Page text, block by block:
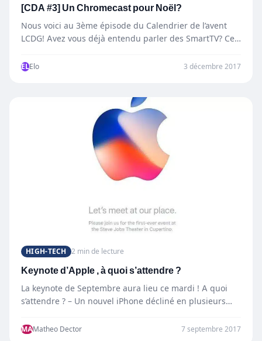
[CDA #3] Un Chromecast pour Noël?
Nous voici au 3ème épisode du Calendrier de l’avent
LCDG! Avez vous déjà entendu parler des SmartTV? Ce…
ELElo 3 décembre 2017
HIGH-TECH 2 min de lecture
Keynote d’Apple , à quoi s’attendre ?
La keynote de Septembre aura lieu ce mardi ! A quoi
s’attendre ? – Un nouvel iPhone décliné en plusieurs…
MAMatheo Dector 7 septembre 2017